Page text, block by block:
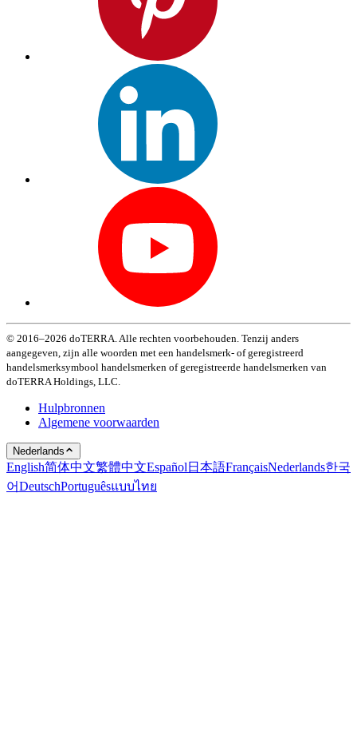
© 2016–2026 doTERRA. Alle rechten voorbehouden. Tenzij anders
aangegeven, zijn alle woorden met een handelsmerk- of geregistreerd
handelsmerksymbool handelsmerken of geregistreerde handelsmerken van
doTERRA Holdings, LLC.
Hulpbronnen
Algemene voorwaarden
Nederlands
English简体中文繁體中文Español 日本語FrançaisNederlands한국
어DeutschPortuguêsแบบไทย